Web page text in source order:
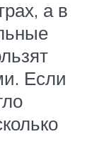
а в
Если